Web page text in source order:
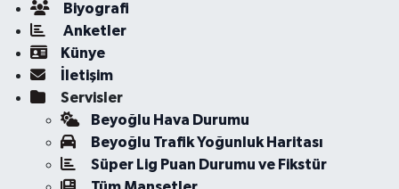
Biyografi
Anketler
Künye
İletişim
Servisler
Beyoğlu Hava Durumu
Beyoğlu Trafik Yoğunluk Haritası
Süper Lig Puan Durumu ve Fikstür